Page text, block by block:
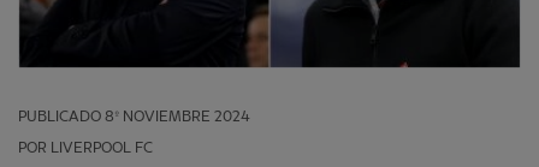
PUBLICADO 8º NOVIEMBRE 2024
POR LIVERPOOL FC